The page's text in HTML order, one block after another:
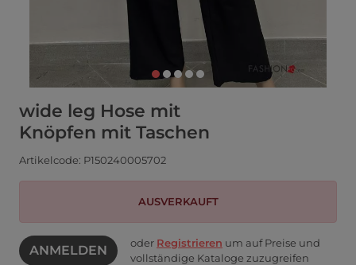
wide leg Hose mit
Knöpfen mit Taschen
Artikelcode: P150240005702
AUSVERKAUFT
ANMELDEN oder Registrieren um auf Preise und
vollständige Kataloge zuzugreifen